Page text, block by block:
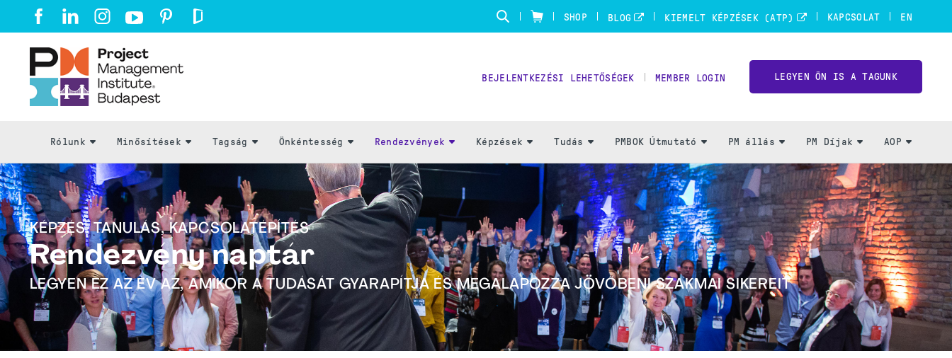
SHOP BLOG KIEMELT KÉPZÉSEK (ATP) KAPCSOLAT EN
BEJELENTKEZÉSI LEHETŐSÉGEK MEMBER LOGIN LEGYEN ÖN IS A TAGUNK
Rólunk Minősítések Tagság Önkéntesség Rendezvények Képzések Tudás PMBOK Útmutató PM állás PM Díjak AOP
KÉPZÉS, TANULÁS, KAPCSOLATÉPÍTÉS
Rendezvény naptár
LEGYEN EZ AZ ÉV AZ, AMIKOR A TUDÁSÁT GYARAPÍTJA ÉS MEGALAPOZZA JÖVŐBENI SZAKMAI SIKEREIT